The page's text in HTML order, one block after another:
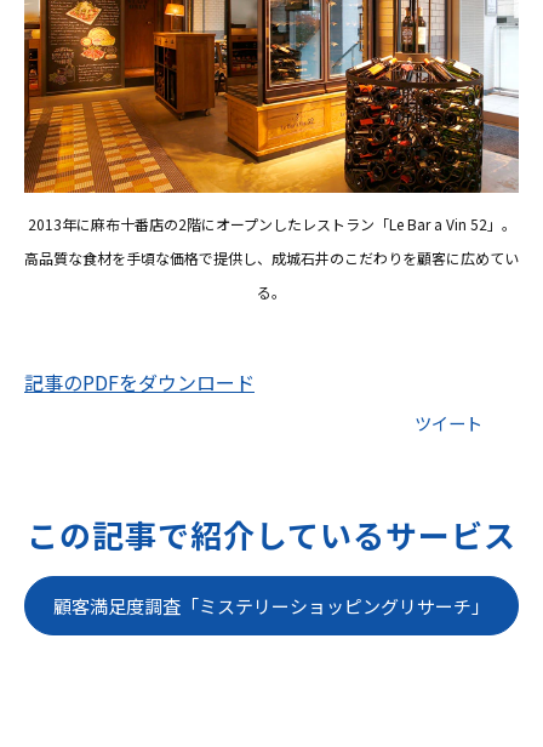
2013年に麻布十番店の2階にオープンしたレストラン「Le Bar a Vin 52」。
高品質な食材を手頃な価格で提供し、成城石井のこだわりを顧客に広めてい
る。
記事のPDFをダウンロード
ツイート
この記事で紹介しているサービス
顧客満足度調査「ミステリーショッピングリサーチ」